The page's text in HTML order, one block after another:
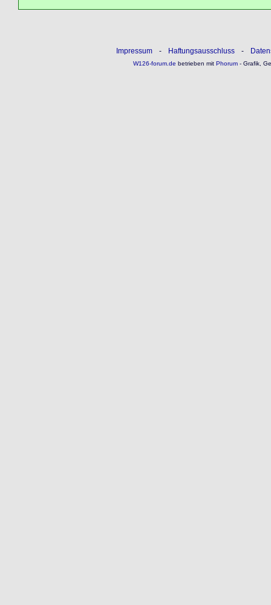
Impressum - Haftungsausschluss -
W126-forum.de betrieben mitPhorum- Grafik,